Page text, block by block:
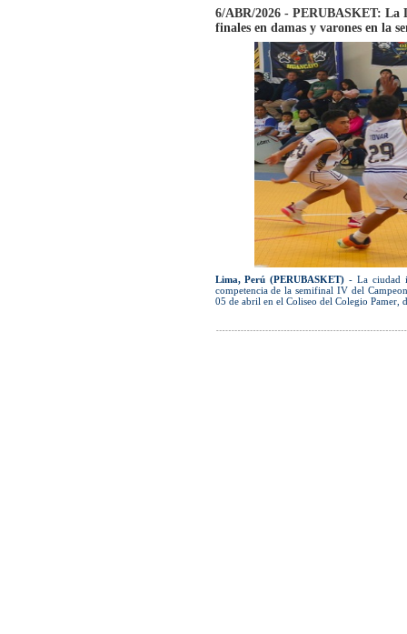
6/ABR/2026 - PERUBASKET: La
finales en damas y varones en la
Lima, Perú (PERUBASKET) - La ciudad
competencia de la semifinal IV del
05 de abril en el Coliseo del Colegio Pamer,